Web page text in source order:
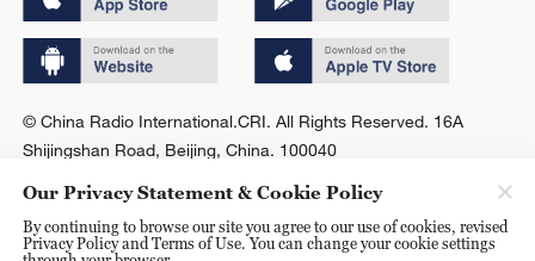
© China Radio International.CRI. All Rights Reserved. 16A
Shijingshan Road, Beijing, China. 100040
Our Privacy Statement & Cookie Policy
By continuing to browse our site you agree to our use of cookies, revised
Privacy Policy and Terms of Use. You can change your cookie settings